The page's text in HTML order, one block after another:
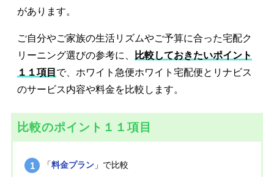
があります。
ご自分やご家族の生活リズムやご予算に合った宅配ク
リーニング選びの参考に、
比較しておきたいポイント
１１項目 で、ホワイト急便ホワイト宅配便とリナビス
のサービス内容や料金を比較します。
比較のポイント１１項目
「料金プラン 」で比較